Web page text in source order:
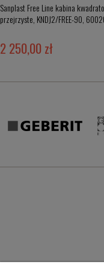
Sanplast Free Line kabina
przejrzyste, KNDJ2/FREE-90,
2 250,00 zł